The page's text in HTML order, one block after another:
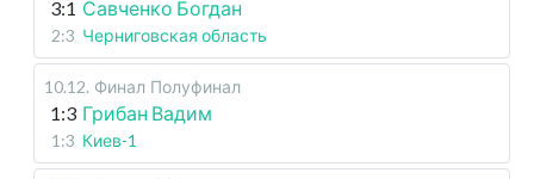
3:1 Савченко Богдан
2:3 Черниговская область
10.12. Финал Полуфинал
1:3 Грибан Вадим
1:3 Киев-1